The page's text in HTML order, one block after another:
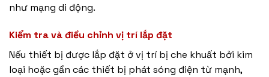
như mạng di động.
Kiểm tra và điều chỉnh vị trí lắp đặt
Nếu thiết bị được lắp đặt ở vị trí bị che khuất bởi kim
loại hoặc gần các thiết bị phát sóng điện từ mạnh,